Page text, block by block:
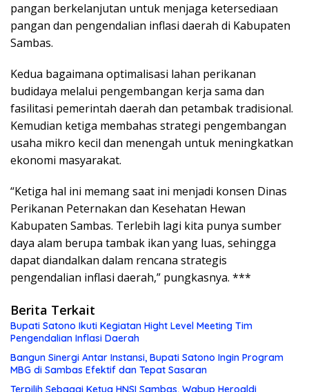
pangan berkelanjutan untuk menjaga ketersediaan
pangan dan pengendalian inflasi daerah di Kabupaten
Sambas.
Kedua bagaimana optimalisasi lahan perikanan
budidaya melalui pengembangan kerja sama dan
fasilitasi pemerintah daerah dan petambak tradisional.
Kemudian ketiga membahas strategi pengembangan
usaha mikro kecil dan menengah untuk meningkatkan
ekonomi masyarakat.
“Ketiga hal ini memang saat ini menjadi konsen Dinas
Perikanan Peternakan dan Kesehatan Hewan
Kabupaten Sambas. Terlebih lagi kita punya sumber
daya alam berupa tambak ikan yang luas, sehingga
dapat diandalkan dalam rencana strategis
pengendalian inflasi daerah,” pungkasnya. ***
Berita Terkait
Bupati Satono Ikuti Kegiatan Hight Level Meeting Tim
Pengendalian Inflasi Daerah
Bangun Sinergi Antar Instansi, Bupati Satono Ingin Program
MBG di Sambas Efektif dan Tepat Sasaran
Terpilih Sebagai Ketua HNSI Sambas, Wabup Heroaldi